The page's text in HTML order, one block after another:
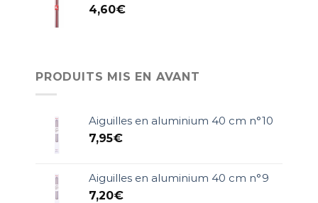
4,60€
PRODUITS MIS EN AVANT
Aiguilles en aluminium 40 cm n°10
7,95€
Aiguilles en aluminium 40 cm n°9
7,20€